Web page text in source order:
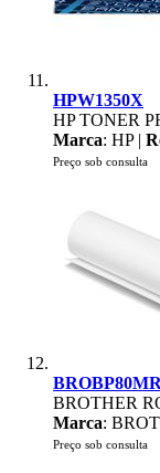
HPW1350X
HP TONER
Marca: HP |
Preço sob consulta
BROTHER
Marca:
Preço sob consulta